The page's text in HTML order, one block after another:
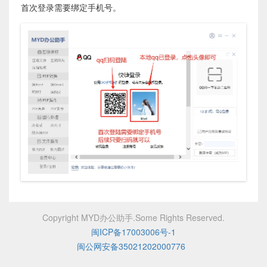
首次登录需要绑定手机号。
Copyright MYD办公助手.Some Rights Reserved.
闽ICP备17003006号-1
闽公网安备35021202000776